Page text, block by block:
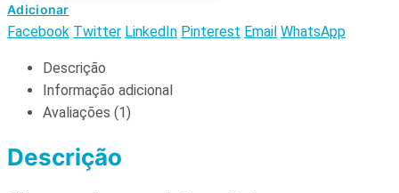
Adicionar
Facebook Twitter LinkedIn Pinterest Email WhatsApp
Descrição
Informação adicional
Avaliações (1)
Descrição